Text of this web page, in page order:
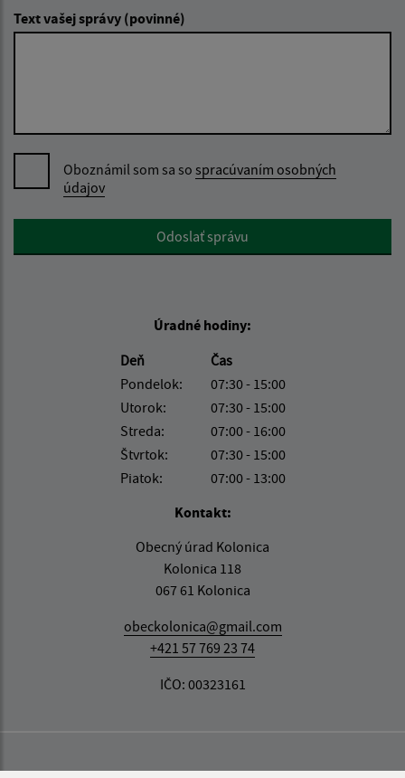
Text vašej správy (povinné)
Oboznámil som sa so spracúvaním osobných
údajov
Google reCaptcha ResponseOdoslať správu
Úradné hodiny:
Deň
Čas
Pondelok:
07:30 - 15:00
Utorok:
07:30 - 15:00
Streda:
07:00 - 16:00
Štvrtok:
07:30 - 15:00
Piatok:
07:00 - 13:00
Kontakt:
Obecný úrad Kolonica
Kolonica 118
067 61 Kolonica
obeckolonica@gmail.com
+421 57 769 23 74
IČO: 00323161